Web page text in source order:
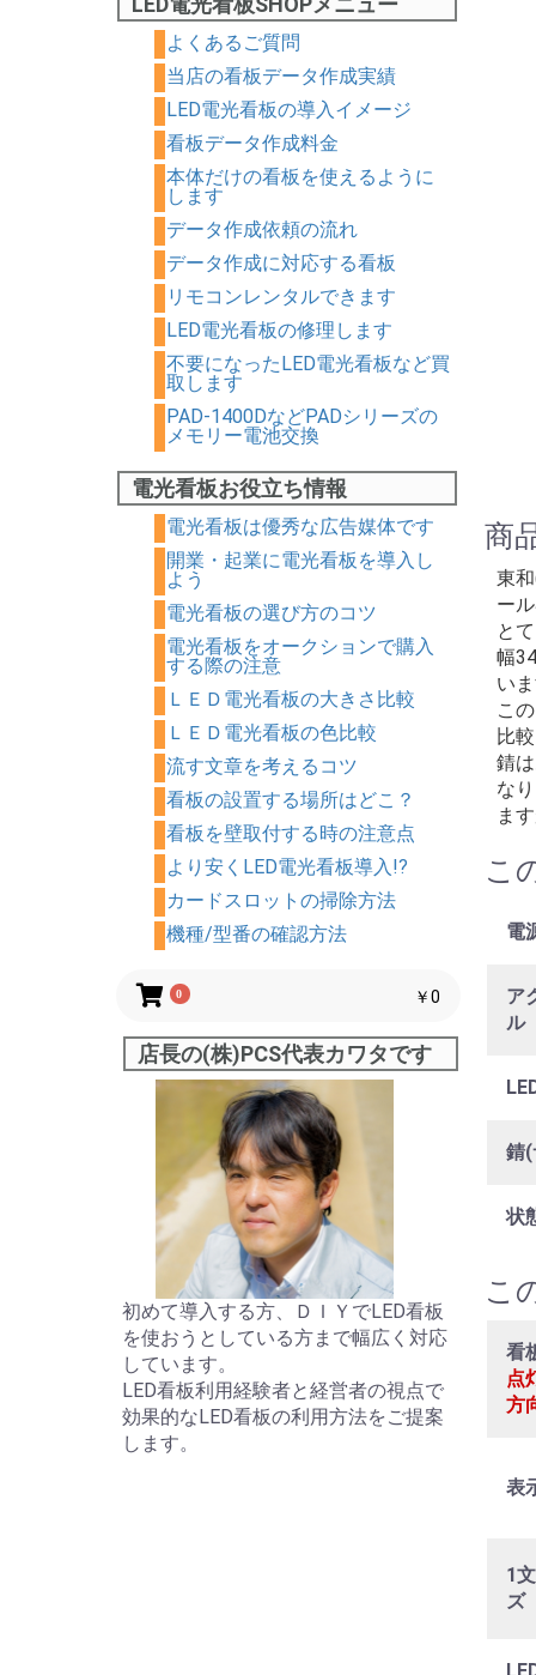
よくあるご質問
当店の看板データ作成実績
LED電光看板の導入イメージ
看板データ作成料金
本体だけの看板を使えるように
します
データ作成依頼の流れ
データ作成に対応する看板
リモコンレンタルできます
LED電光看板の修理します
不要になったLED電光看板など買
取します
PAD-1400DなどPADシリーズの
メモリー電池交換
電光看板お役立ち情報
電光看板は優秀な広告媒体です
開業・起業に電光看板を導入し
よう
電光看板の選び方のコツ
電光看板をオークションで購入
する際の注意
ＬＥＤ電光看板の大きさ比較
ＬＥＤ電光看板の色比較
流す文章を考えるコツ
看板の設置する場所はどこ？
看板を壁取付する時の注意点
より安くLED電光看板導入!?
カードスロットの掃除方法
機種/型番の確認方法
0 ￥0
店長の(株)PCS代表カワタです
初めて導入する方、ＤＩＹでLED看板
を使おうとしている方まで幅広く対応
しています。
LED看板利用経験者と経営者の視点で
効果的なLED看板の利用方法をご提案
します。
商
東
ー
と
幅
い
こ
比
錆
な
ま
こ
電
ア
ル
錆(
状
こ
看
点
方
表
1
ズ